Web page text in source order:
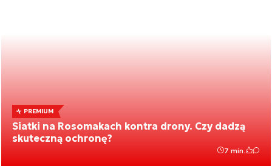
PREMIUM
Siatki na Rosomakach kontra drony. Czy dadzą
skuteczną ochronę?
7 min.